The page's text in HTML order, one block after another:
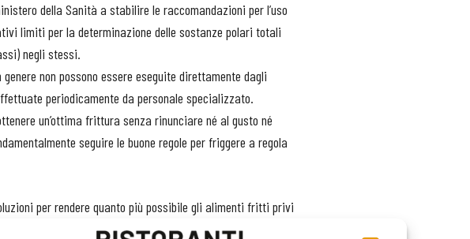
della Sanità a stabilire le raccomandazioni per l’uso
limiti per la determinazione delle sostanze polari totali
negli stessi.
non possono essere eseguite direttamente dagli
periodicamente da personale specializzato.
un’ottima frittura senza rinunciare né al gusto né
seguire le buone regole per friggere a regola
per rendere quanto più possibile gli alimenti fritti privi
alcuni tuberi che hanno una composizione chimico-